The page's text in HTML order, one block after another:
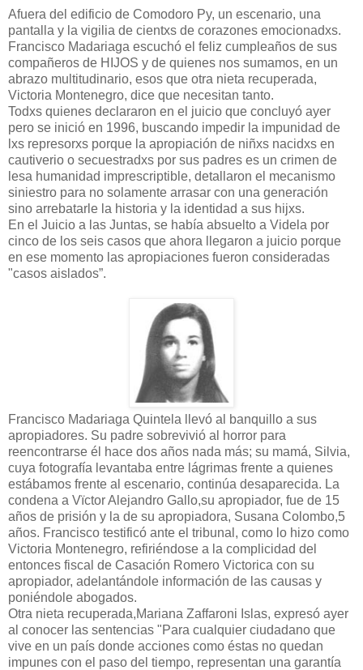
Afuera del edificio de Comodoro Py, un escenario, una
pantalla y la vigilia de cientxs de corazones emocionadxs.
Francisco Madariaga escuchó el feliz cumpleaños de sus
compañeros de HIJOS y de quienes nos sumamos, en un
abrazo multitudinario, esos que otra nieta recuperada,
Victoria Montenegro, dice que necesitan tanto.
Todxs quienes declararon en el juicio que concluyó ayer
pero se inició en 1996, buscando impedir la impunidad de
lxs represorxs porque la apropiación de niñxs nacidxs en
cautiverio o secuestradxs por sus padres es un crimen de
lesa humanidad imprescriptible, detallaron el mecanismo
siniestro para no solamente arrasar con una generación
sino arrebatarle la historia y la identidad a sus hijxs.
En el Juicio a las Juntas, se había absuelto a Videla por
cinco de los seis casos que ahora llegaron a juicio porque
en ese momento las apropiaciones fueron consideradas
"casos aislados”.
Francisco Madariaga Quintela llevó al banquillo a sus
apropiadores. Su padre sobrevivió al horror para
reencontrarse él hace dos años nada más; su mamá, Silvia,
cuya fotografía levantaba entre lágrimas frente a quienes
estábamos frente al escenario, continúa desaparecida. La
condena a Vïctor Alejandro Gallo,su apropiador, fue de 15
años de prisión y la de su apropiadora, Susana Colombo,5
años. Francisco testificó ante el tribunal, como lo hizo como
Victoria Montenegro, refiriéndose a la complicidad del
entonces fiscal de Casación Romero Victorica con su
apropiador, adelantándole información de las causas y
poniéndole abogados.
Otra nieta recuperada,Mariana Zaffaroni Islas, expresó ayer
al conocer las sentencias "Para cualquier ciudadano que
vive en un país donde acciones como éstas no quedan
impunes con el paso del tiempo, representan una garantía